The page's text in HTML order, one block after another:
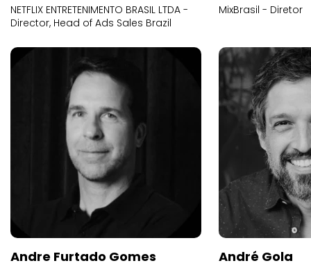
NETFLIX ENTRETENIMENTO BRASIL LTDA -
Director, Head of Ads Sales Brazil
MixBrasil - Diretor
Andre Furtado Gomes André Gola